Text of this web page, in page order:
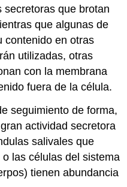
que brotan
que algunas de
contenido en otras
utilizadas, otras
con la membrana
fuera de la célula.
seguimiento de forma,
actividad secretora
salivales que
las células del sistema
tienen abundancia